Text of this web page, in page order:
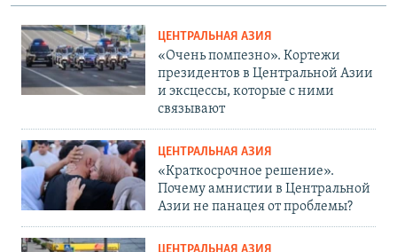
ЦЕНТРАЛЬНАЯ АЗИЯ
«Очень помпезно». Кортежи
президентов в Центральной Азии
и эксцессы, которые с ними
связывают
ЦЕНТРАЛЬНАЯ АЗИЯ
«Краткосрочное решение».
Почему амнистии в Центральной
Азии не панацея от проблемы?